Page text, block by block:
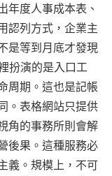
年度人事成本表、
認列方式，企業主
是等到月底才發現
扮演的是入口工
周期。這也是記帳
。表格網站只提供
角的事務所則會解
後果。這種服務必
義。規模上，不可